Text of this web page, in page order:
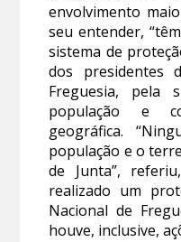
envolvimento
seu entender,
sistema de
dos presidentes
Freguesia, pela
população e
geográfica.
população e o
de Junta”,
realizado um
Nacional de
houve, inclusive,